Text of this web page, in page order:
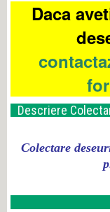
Daca
Descriere
Colectare